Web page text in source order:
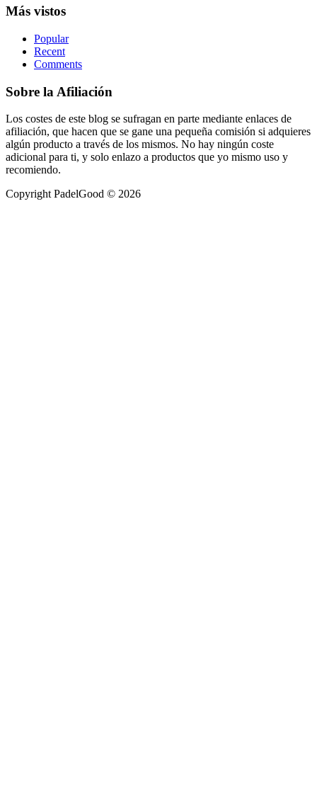
Más vistos
Popular
Recent
Comments
Sobre la Afiliación
Los costes de este blog se sufragan en parte mediante enlaces de
afiliación, que hacen que se gane una pequeña comisión si adquieres
algún producto a través de los mismos. No hay ningún coste
adicional para ti, y solo enlazo a productos que yo mismo uso y
recomiendo.
Copyright PadelGood © 2026